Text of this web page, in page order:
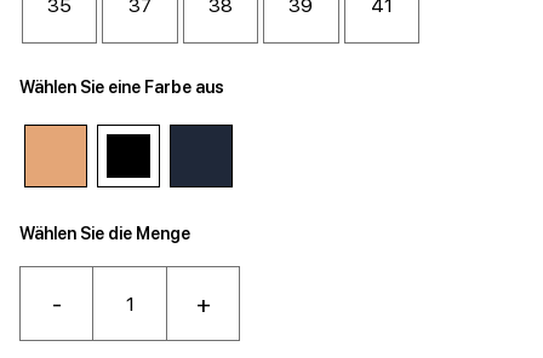
35 37 38 39 41
Wählen Sie eine Farbe aus
Wählen Sie die Menge
- +